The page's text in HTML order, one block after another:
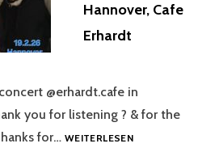
Hannover, Cafe
Erhardt
@erhardt.cafe in
you for listening ? & for the
for… WEITERLESENVROVRO